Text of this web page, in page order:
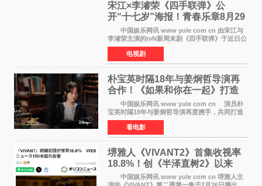
宋江×李濬荣《四手联弹》公
开“十七岁”海报！青春乐章8月29
日奏响
中国娱乐网讯 www yule com cn 由宋江与
李濬荣主演的tvN新周末剧《四手联弹》于近日公
开十七岁版海报，以充满青春气息的画面再度点
燃观众期待。 海报中，宋江与李濬荣并肩站
在音乐教室的
电视剧
朴宝英时隔18年与姜炯哲导演再
合作！《如果和你在一起》打造
奇幻浪漫喜剧
中国娱乐网讯 www yule com cn 演员朴
宝英时隔18年与姜炯哲导演再度携手，共同打造
备受期待的浪漫喜剧新作《如果和你在一起》
（暂定名）。据OSEN报道，朴宝英将出演该片
女主角，自2008年《
看电影
堺雅人《VIVANT2》首集收视率
18.8%！创《半泽直树2》以来
TBS周日剧场最高开局
中国娱乐网讯 www yule com cn 堺雅人主